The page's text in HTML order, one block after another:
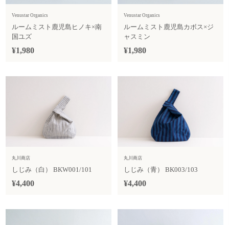
Venustar Organics
ルームミスト鹿児島ヒノキ×南
国ユズ
¥1,980
Venustar Organics
ルームミスト鹿児島カボス×ジ
ャスミン
¥1,980
丸川商店
しじみ（白） BKW001/101
¥4,400
丸川商店
しじみ（青） BK003/103
¥4,400